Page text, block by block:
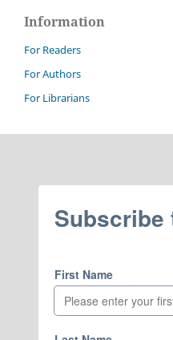
Information
For Readers
For Authors
For Librarians